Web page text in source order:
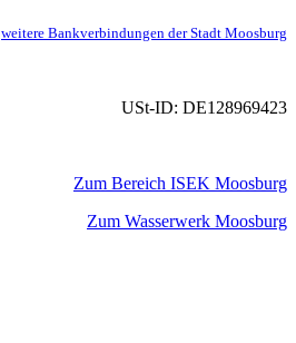
weitere Bankverbindungen der Stadt Moosburg
USt-ID: DE128969423
Zum Bereich ISEK Moosburg
Zum Wasserwerk Moosburg